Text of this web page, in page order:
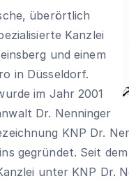
überörtlich
Kanzlei
und einem
in Düsseldorf.
im Jahr 2001
Dr. Nenninger
KNP Dr.
gegründet. Seit
unter KNP Dr.